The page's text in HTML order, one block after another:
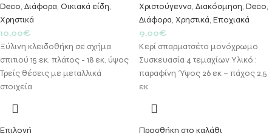
Deco, Διάφορα, Οικιακά είδη,
Χρηστικά
10,00€
Ξύλινη κλειδοθήκη σε σχήμα
σπιτιού 15 εκ. πλάτος - 18 εκ. ύψος
Τρείς θέσεις με μεταλλικά
στοιχεία
Επιλογή
Χριστούγεννα, Διακόσμηση, Deco,
Διάφορα, Χρηστικά, Εποχιακά
9,00€
Κερί σπαρματσέτο μονόχρωμο
Συσκευασία 4 τεμαχίων Υλικό :
παραφίνη Ύψος 26 εκ – πάχος 2,5
εκ
Προσθήκη στο καλάθι